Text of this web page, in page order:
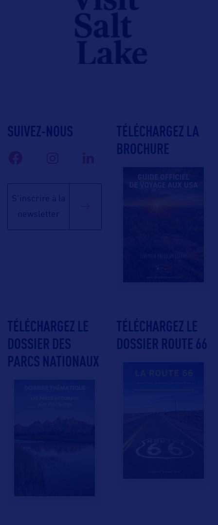
SUIVEZ-NOUS
S'inscrire à la
newsletter
TÉLÉCHARGEZ LA
BROCHURE
TÉLÉCHARGEZ LE
DOSSIER DES
PARCS NATIONAUX
TÉLÉCHARGEZ LE
DOSSIER ROUTE 66